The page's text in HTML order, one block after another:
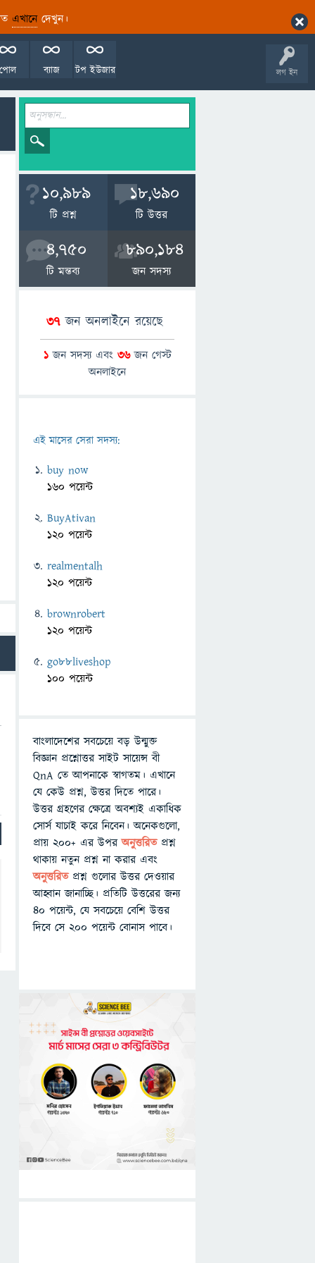
এখানেদেখুন।
লগ ইন
টপ ইউজার
ব্যাজ
পোল
10,989
টি প্রশ্ন
18,690
টি উত্তর
4,750
টি মন্তব্য
890,184
জন সদস্য
37জন অনলাইনে রয়েছে
1জন সদস্য এবং 36জন গেস্ট
অনলাইনে
এই মাসের সেরা সদস্য:
buy now
160 পয়েন্ট
BuyAtivan
120 পয়েন্ট
realmentalh
120 পয়েন্ট
brownrobert
120 পয়েন্ট
go88liveshop
100 পয়েন্ট
বাংলাদেশের সবচেয়ে বড় উন্মুক্ত
বিজ্ঞান প্রশ্নোত্তর সাইট সায়েন্স বী
QnA তে আপনাকে স্বাগতম। এখানে
যে কেউ প্রশ্ন, উত্তর দিতে পারে।
উত্তর গ্রহণের ক্ষেত্রে অবশ্যই একাধিক
সোর্স যাচাই করে নিবেন। অনেকগুলো,
প্রায় ২০০+ এর উপরঅনুত্তরিতপ্রশ্ন
থাকায় নতুন প্রশ্ন না করার এবং
অনুত্তরিত প্রশ্ন গুলোর উত্তর দেওয়ার
আহ্বান জানাচ্ছি। প্রতিটি উত্তরের জন্য
৪০ পয়েন্ট, যে সবচেয়ে বেশি উত্তর
দিবে সে ২০০ পয়েন্ট বোনাস পাবে।